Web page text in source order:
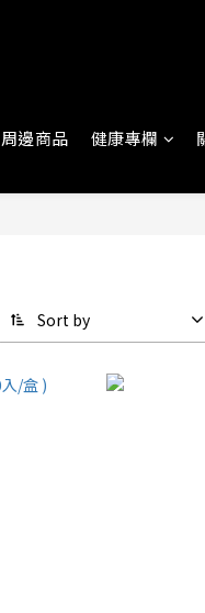
周邊商品 健康專欄
Sort by